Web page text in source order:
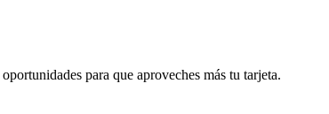
para que aproveches más tu tarjeta.